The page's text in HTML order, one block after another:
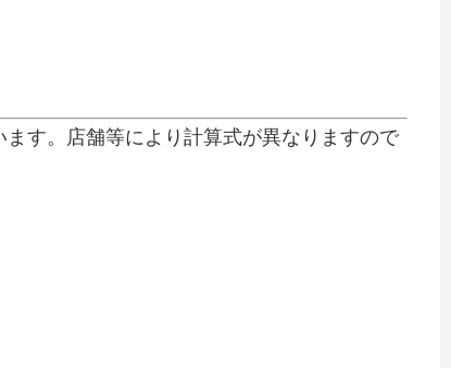
す。店舗等により計算式が異なりますので